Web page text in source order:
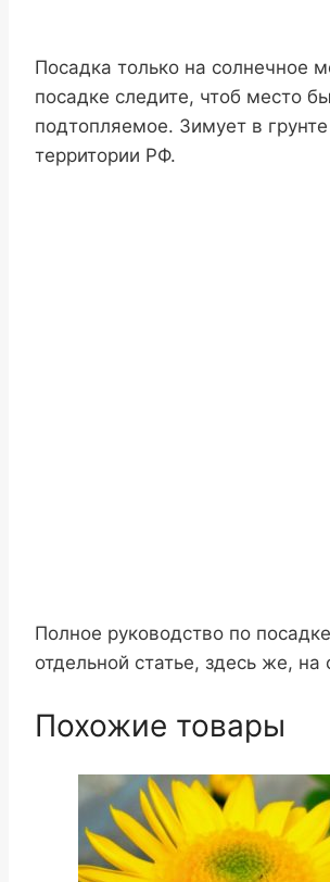
Посадка только на солнечное
посадке следите, чтоб место
подтопляемое. Зимует в
территории РФ.
Полное руководство по
отдельной статье, здесь же, на
Похожие товары